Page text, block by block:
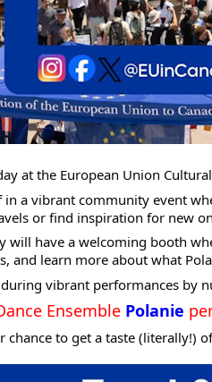
at the European Union
a vibrant community event
or find inspiration for new
will have a welcoming booth
and learn more about what
vibrant performances by
Ensemble Polanie
to get a taste (literally!)